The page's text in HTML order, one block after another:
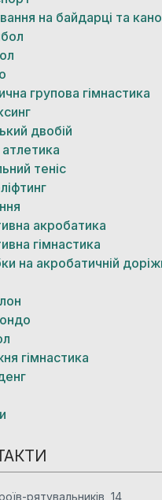
на байдарці та
групова гімнастика
двобій
теніс
акробатика
гімнастика
на акробатичній
гімнастика
рятувальників, 14